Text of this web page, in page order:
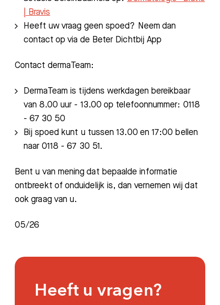
| Bravis
Heeft uw vraag geen spoed? Neem dan
contact op via de Beter Dichtbij App
Contact dermaTeam:
DermaTeam is tijdens werkdagen bereikbaar
van 8.00 uur - 13.00 op telefoonnummer: 0118
- 67 30 50
Bij spoed kunt u tussen 13.00 en 17:00 bellen
naar 0118 - 67 30 51.
Bent u van mening dat bepaalde informatie
ontbreekt of onduidelijk is, dan vernemen wij dat
ook graag van u.
05/26
Heeft u vragen?